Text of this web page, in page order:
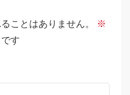
ことはありません。
※
す